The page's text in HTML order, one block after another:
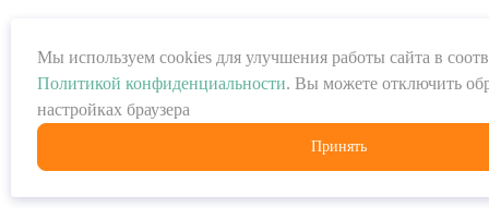
Мы используем cookies для улучшения работы сайта в
Политикой конфиденциальности. Вы можете отключить
настройках браузера
Принять